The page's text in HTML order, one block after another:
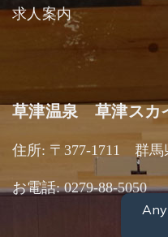
求人案内
草津温泉 草津スカ
住所: 〒377-1711 群馬
お電話: 0279-88-5050